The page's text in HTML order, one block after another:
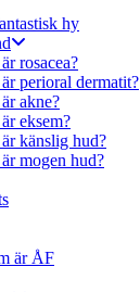
hy
rosacea?
perioral dermatit?
akne?
eksem?
känslig hud?
mogen hud?
är ÅF